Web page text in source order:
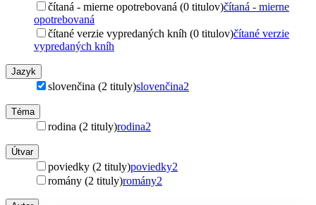
čítaná - mierne opotrebovaná (0 titulov)čítaná - mierne
opotrebovaná
čítané verzie vypredaných kníh (0 titulov)čítané verzie
vypredaných kníh
Jazyk
slovenčina (2 tituly)slovenčina2
Téma
rodina (2 tituly)rodina2
Útvar
poviedky (2 tituly)poviedky2
romány (2 tituly)romány2